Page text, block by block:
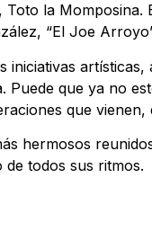
la
“El Joe
Puede que ya no
que vienen,
hermosos
todos sus ritmos.